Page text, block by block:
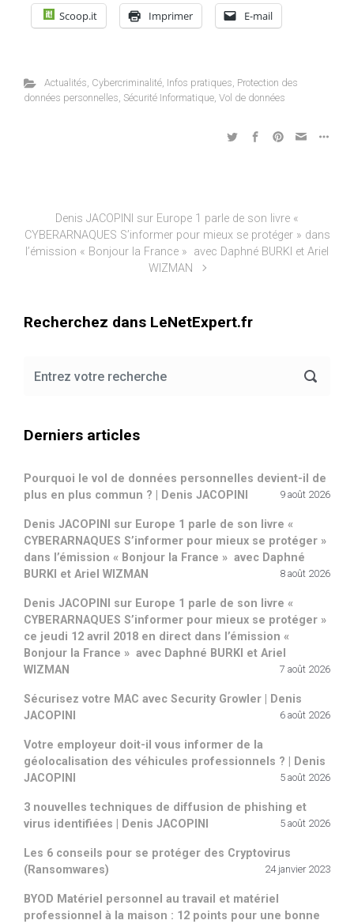
Scoop.it Imprimer E-mail
Actualités, Cybercriminalité, Infos pratiques, Protection des
données personnelles, Sécurité Informatique, Vol de données
Denis JACOPINI sur Europe 1 parle de son livre «
CYBERARNAQUES S’informer pour mieux se protéger » dans
l’émission « Bonjour la France » avec Daphné BURKI et Ariel
WIZMAN
Recherchez dans LeNetExpert.fr
Derniers articles
Pourquoi le vol de données personnelles devient-il de
plus en plus commun ? | Denis JACOPINI
9 août 2026
Denis JACOPINI sur Europe 1 parle de son livre «
CYBERARNAQUES S’informer pour mieux se protéger »
dans l’émission « Bonjour la France » avec Daphné
BURKI et Ariel WIZMAN
8 août 2026
Denis JACOPINI sur Europe 1 parle de son livre «
CYBERARNAQUES S’informer pour mieux se protéger »
ce jeudi 12 avril 2018 en direct dans l’émission «
Bonjour la France » avec Daphné BURKI et Ariel
WIZMAN
7 août 2026
Sécurisez votre MAC avec Security Growler | Denis
JACOPINI
6 août 2026
Votre employeur doit-il vous informer de la
géolocalisation des véhicules professionnels ? | Denis
JACOPINI
5 août 2026
3 nouvelles techniques de diffusion de phishing et
virus identifiées | Denis JACOPINI
5 août 2026
Les 6 conseils pour se protéger des Cryptovirus
(Ransomwares)
24 janvier 2023
BYOD Matériel personnel au travail et matériel
professionnel à la maison : 12 points pour une bonne